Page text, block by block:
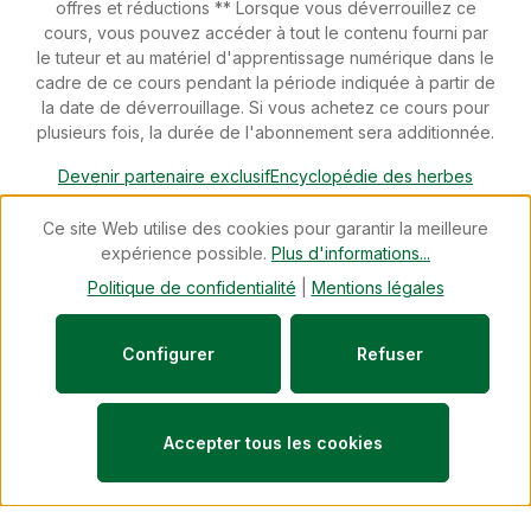
offres et réductions ** Lorsque vous déverrouillez ce
cours, vous pouvez accéder à tout le contenu fourni par
le tuteur et au matériel d'apprentissage numérique dans le
cadre de ce cours pendant la période indiquée à partir de
la date de déverrouillage. Si vous achetez ce cours pour
plusieurs fois, la durée de l'abonnement sera additionnée.
© 2026 cdVet Naturprodukte - with byZenit Design
Devenir partenaire exclusifEncyclopédie des herbes
TéléchargementsDevenir conseiller spécialiséNewsletter
Blog
Révoquer un contrat
Ce site Web utilise des cookies pour garantir la meilleure
expérience possible. Plus d'informations...
Politique de confidentialité
Mentions légales
Refuser
Configurer
Accepter tous les cookies